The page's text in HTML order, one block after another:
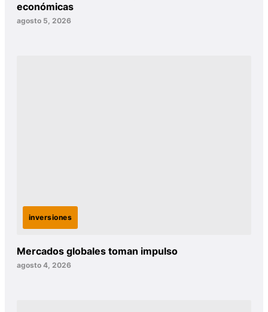
económicas
agosto 5, 2026
inversiones
Mercados globales toman impulso
agosto 4, 2026